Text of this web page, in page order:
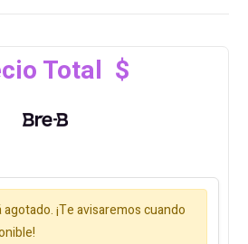
Total $
¡Te avisaremos cuando